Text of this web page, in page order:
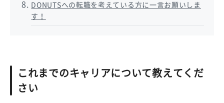
DONUTSへの転職を考えている方に一言お願いしま
す！
これまでのキャリアについて教えてくだ
さい